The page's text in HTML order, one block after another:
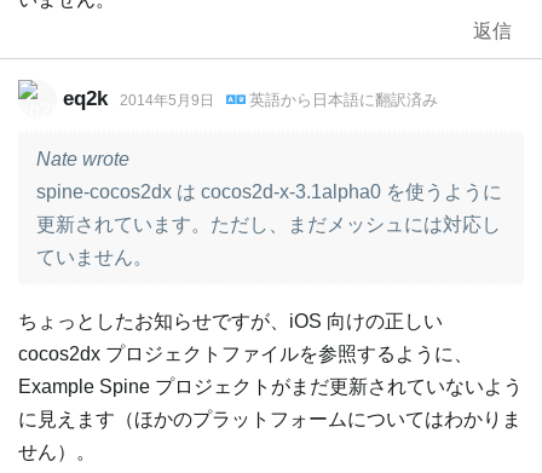
返信
eq2k 2014年5月9日 英語から 日本語に翻訳済み
Nate wrote
spine-cocos2dx は cocos2d-x-3.1alpha0 を使うように
更新されています。ただし、まだメッシュには対応し
ていません。
ちょっとしたお知らせですが、iOS 向けの正しい
cocos2dx プロジェクトファイルを参照するように、
Example Spine プロジェクトがまだ更新されていないよう
に見えます（ほかのプラットフォームについてはわかりま
せん）。